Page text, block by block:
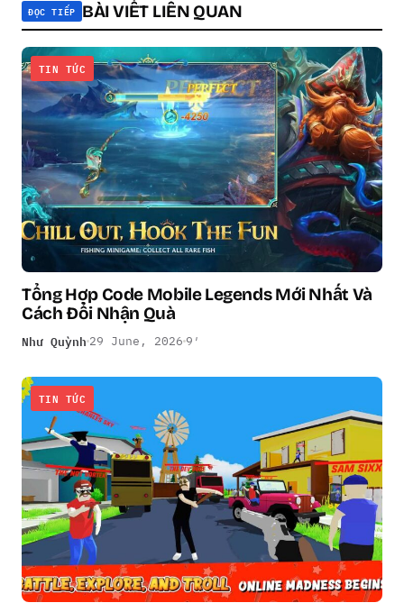
ĐỌC TIẾP BÀI VIẾT LIÊN QUAN
TIN TỨC
Tổng Hợp Code Mobile Legends Mới Nhất Và
Cách Đổi Nhận Quà
Như Quỳnh 29 June, 2026 9′
TIN TỨC